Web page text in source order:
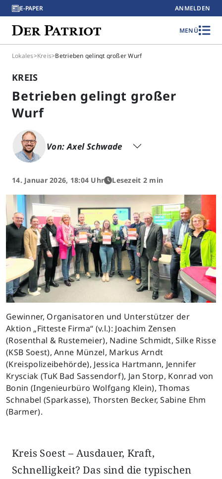
E-PAPER ANMELDEN
MENÜ
Lokales>Kreis>Betrieben gelingt großer Wurf
KREIS
Betrieben gelingt großer
Wurf
Von: Axel Schwade
14. Januar 2026, 18:04 Uhr Lesezeit 2 min
Gewinner, Organisatoren und Unterstützer der
Aktion „Fitteste Firma“ (v.l.): Joachim Zensen
(Rosenthal & Rustemeier), Nadine Schmidt, Silke Risse
(KSB Soest), Anne Münzel, Markus Arndt
(Kreispolizeibehörde), Jessica Hartmann, Jennifer
Krysciak (TuK Bad Sassendorf), Jan Storp, Konrad von
Bonin (Ingenieurbüro Wolfgang Klein), Thomas
Schnabel (Sparkasse), Thorsten Becker, Sabine Ehm
(Barmer).
Kreis Soest – Ausdauer, Kraft,
Schnelligkeit? Das sind die typischen